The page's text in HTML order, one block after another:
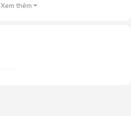
Xem thêm